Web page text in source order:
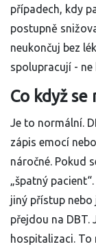
případech, kdy
postupně
neukončuj bez
spolupracují - ne
Co když se
Je to normální.
zápis emocí
náročné. Pokud
„špatný
jiný přístup nebo
přejdou na DBT.
hospitalizaci. To